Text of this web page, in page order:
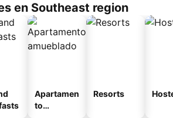
en Southeast region
Apartamen
to
Resorts